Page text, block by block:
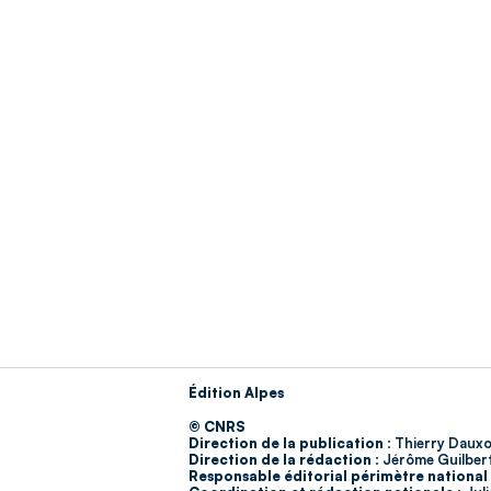
Édition Alpes
© CNRS
Direction de la publication : Thierry
Direction de la rédaction : Jérôme
Responsable éditorial périmètre national